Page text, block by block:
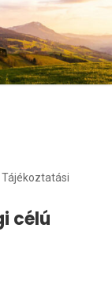
Tájékoztatási
célú